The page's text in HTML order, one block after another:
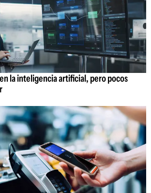
la inteligencia artificial, pero pocos